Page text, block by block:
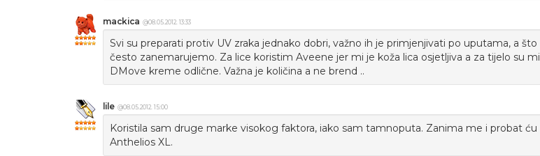
mackica @08.05.2012. 13:33
Svi su preparati protiv UV zraka jednako dobri, važno ih je primjenjivati po uputama, a što
često zanemarujemo. Za lice koristim Aveene jer mi je koža lica osjetljiva a za tijelo su mi
DMove kreme odlične. Važna je količina a ne brend ..
lile @08.05.2012. 15:00
Koristila sam druge marke visokog faktora, iako sam tamnoputa. Zanima me i probat ću
Anthelios XL.